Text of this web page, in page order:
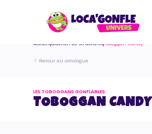
AccueilLocation de structures Toboggan Candy
Retour au catalogue
LES TOBOGGANS GONFLABLES
TOBOGGAN CANDY